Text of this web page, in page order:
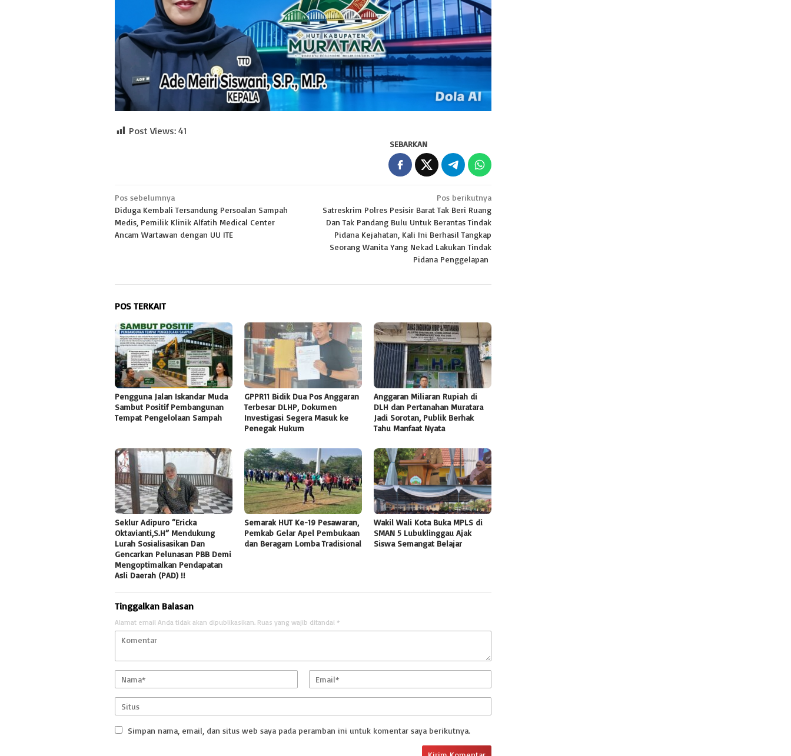
Post Views: 41
SEBARKAN
Navigasi
pos
Pos sebelumnya
Diduga Kembali Tersandung Persoalan Sampah
Medis, Pemilik Klinik Alfatih Medical Center
Ancam Wartawan dengan UU ITE
Pos berikutnya
Satreskrim Polres Pesisir Barat Tak Beri Ruang
Dan Tak Pandang Bulu Untuk Berantas Tindak
Pidana Kejahatan, Kali Ini Berhasil Tangkap
Seorang Wanita Yang Nekad Lakukan Tindak
Pidana Penggelapan
POS TERKAIT
Pengguna Jalan Iskandar Muda
Sambut Positif Pembangunan
Tempat Pengelolaan Sampah
GPPR11 Bidik Dua Pos Anggaran
Terbesar DLHP, Dokumen
Investigasi Segera Masuk ke
Penegak Hukum
Anggaran Miliaran Rupiah di
DLH dan Pertanahan Muratara
Jadi Sorotan, Publik Berhak
Tahu Manfaat Nyata
Seklur Adipuro “Ericka
Oktavianti,S.H” Mendukung
Lurah Sosialisasikan Dan
Gencarkan Pelunasan PBB Demi
Mengoptimalkan Pendapatan
Asli Daerah (PAD) !!
Semarak HUT Ke-19 Pesawaran,
Pemkab Gelar Apel Pembukaan
dan Beragam Lomba Tradisional
Wakil Wali Kota Buka MPLS di
SMAN 5 Lubuklinggau Ajak
Siswa Semangat Belajar
Tinggalkan Balasan
Alamat email Anda tidak akan dipublikasikan. Ruas yang wajib ditandai *
Simpan nama, email, dan situs web saya pada peramban ini untuk komentar saya berikutnya.